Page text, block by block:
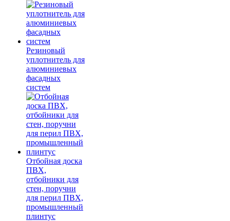
Резиновый
уплотнитель для
алюминиевых
фасадных
систем
Отбойная доска
ПВХ,
отбойники для
стен, поручни
для перил ПВХ,
промышленный
плинтус